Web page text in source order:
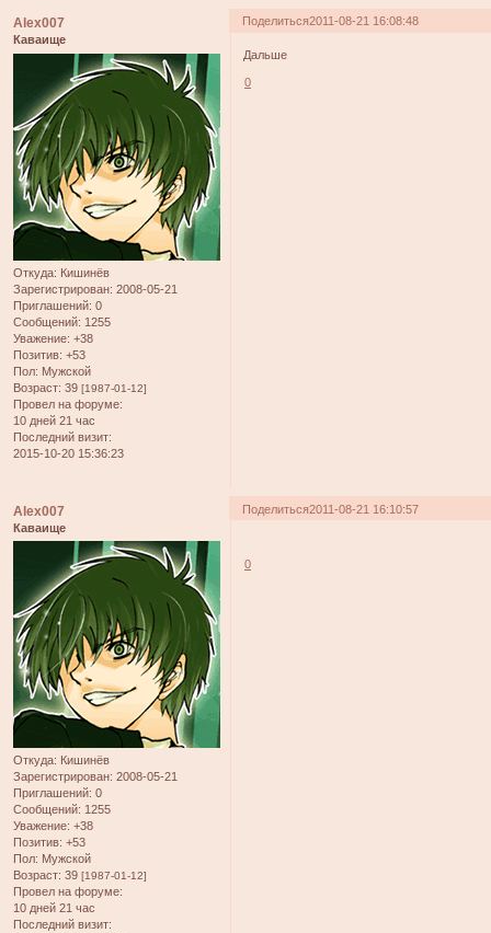
Поделиться2011-08-21 16:08:48
Alex007
Каваище
Откуда: Кишинёв
Зарегистрирован: 2008-05-21
Приглашений: 0
Сообщений: 1255
Уважение: +38
Позитив: +53
Пол: Мужской
Возраст: 39 [1987-01-12]
Провел на форуме:
10 дней 21 час
Последний визит:
2015-10-20 15:36:23
Дальше
0
Поделиться2011-08-21 16:10:57
Alex007
Каваище
Откуда: Кишинёв
Зарегистрирован: 2008-05-21
Приглашений: 0
Сообщений: 1255
Уважение: +38
Позитив: +53
Пол: Мужской
Возраст: 39 [1987-01-12]
Провел на форуме:
10 дней 21 час
Последний визит:
0